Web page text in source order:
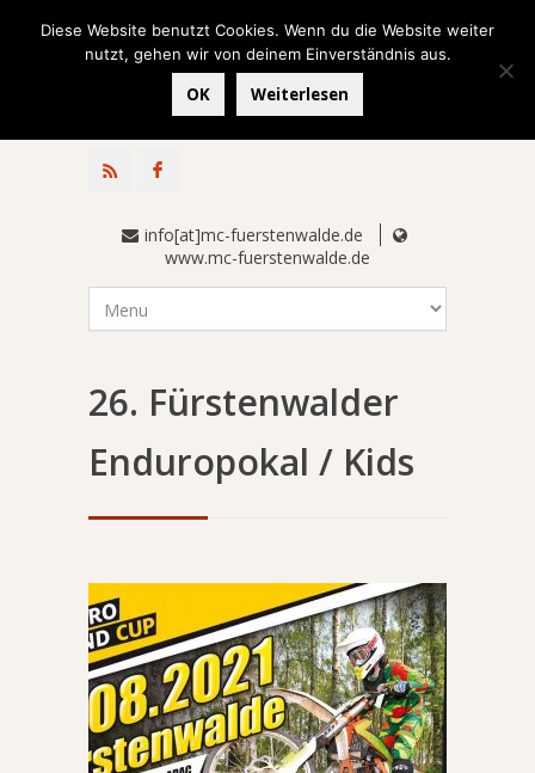
info[at]mc-fuerstenwalde.de
www.mc-fuerstenwalde.de
26. Fürstenwalder
Enduropokal / Kids
Diese Website benutzt Cookies. Wenn du die Website weiter
nutzt, gehen wir von deinem Einverständnis aus.
OK Weiterlesen